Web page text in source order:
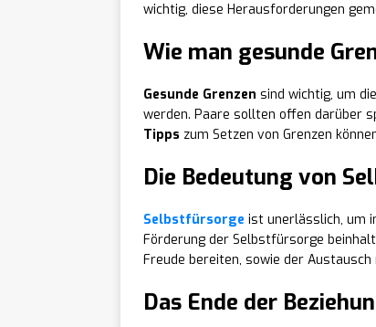
wichtig, diese Herausforderungen
Wie man gesunde
Gesunde Grenzen sind wichtig, um
werden. Paare sollten offen darüber
Tipps zum Setzen von Grenzen
Die Bedeutung von
Selbstfürsorge ist unerlässlich, um
Förderung der Selbstfürsorge
Freude bereiten, sowie der
Das Ende der